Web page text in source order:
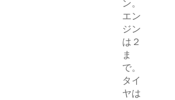
ン。
エン
ジン
は２
ま
で。
タイ
ヤは